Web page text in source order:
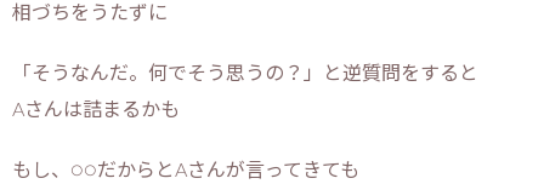
相づちをうたずに
「そうなんだ。何でそう思うの？」と逆質問をすると
Aさんは詰まるかも
もし、○○だからとAさんが言ってきても